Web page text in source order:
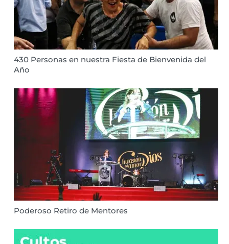
430 Personas en nuestra Fiesta de Bienvenida del
Año
Poderoso Retiro de Mentores